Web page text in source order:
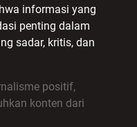
informasi yang
penting dalam
sadar, kritis, dan
positif,
konten dari